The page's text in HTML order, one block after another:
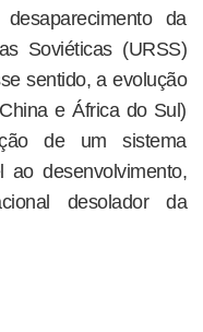
da
Soviéticas (URSS)
sentido, a evolução
e África do Sul)
de um sistema
ao desenvolvimento,
desolador da